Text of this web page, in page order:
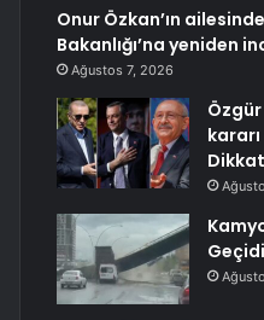
Onur Özkan’ın
Bakanlığı’na yeniden
Ağustos 7, 2026